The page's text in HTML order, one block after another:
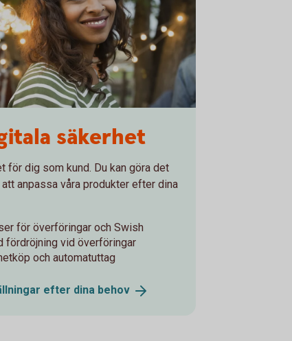
säkerhet
för dig som kund. Du kan göra det
anpassa våra produkter efter dina
för överföringar och Swish
fördröjning vid överföringar
och automatuttag
efter dina behov